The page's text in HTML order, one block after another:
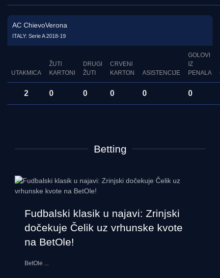
AC ChievoVerona
ITALY: Serie A 2018-19
UTAKMICA
ŽUTI
KARTONI
DRUGI
ŽUTI
CRVENI
KARTON
ASISTENCIJE
GOLOVI
IZ
PENALA
2 0 0 0 0 0
Betting
Fudbalski klasik u najavi: Zrinjski
dočekuje Čelik uz vrhunske kvote
na BetOle!
BetOle ...